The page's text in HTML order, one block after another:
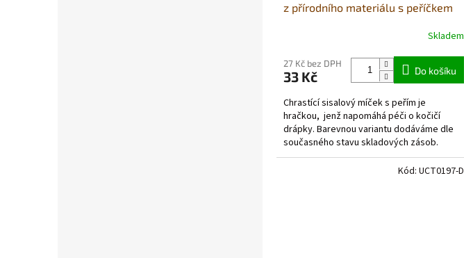
z přírodního materiálu s peříčkem
Skladem
27 Kč bez DPH
33 Kč Do košíku
Chrastící sisalový míček s peřím je
hračkou, jenž napomáhá péči o kočičí
drápky. Barevnou variantu dodáváme dle
současného stavu skladových zásob.
Růžový, zelený , modrý -...
Kód: UCT0197-D